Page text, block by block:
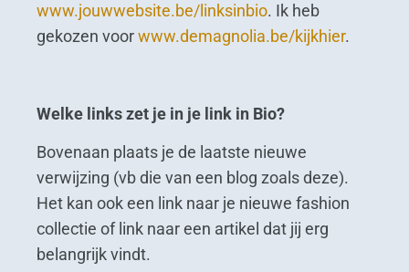
www.jouwwebsite.be/linksinbio. Ik heb
gekozen voorwww.demagnolia.be/kijkhier.
Welke links zet je in je link in Bio?
Bovenaan plaats je de laatste nieuwe
verwijzing (vb die van een blog zoals deze).
Het kan ook een link naar je nieuwe fashion
collectie of link naar een artikel dat jij erg
belangrijk vindt.